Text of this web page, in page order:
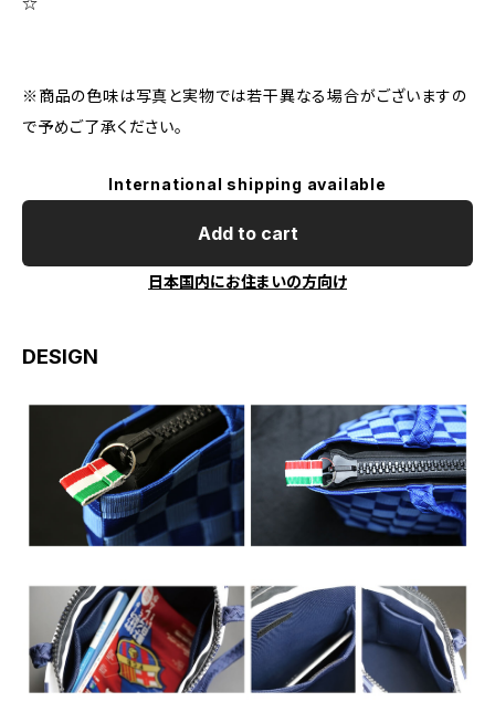
※商品の色味は写真と実物では若干異なる場合がございますの
で予めご了承ください。
International shipping available
Add to cart
日本国内にお住まいの方向け
DESIGN